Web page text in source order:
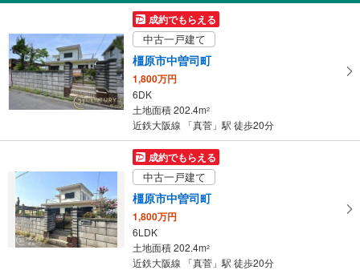
3,398万円
4LDK
土地面積 137.78m
近鉄大阪線 「真菅」駅 徒歩5分
成約でもらえる
中古一戸建て
橿原市中曽司町
1,800万円
6DK
土地面積 202.4m2
近鉄大阪線 「真菅」駅 徒歩20分
成約でもらえる
中古一戸建て
橿原市中曽司町
1,800万円
6LDK
土地面積 202.4m2
近鉄大阪線 「真菅」駅 徒歩20分